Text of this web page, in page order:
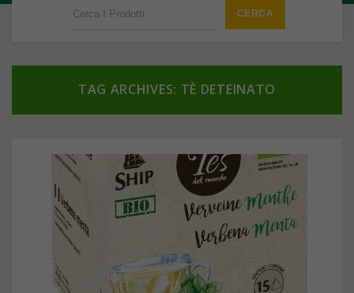
TAG ARCHIVES: TÈ DETEINATO